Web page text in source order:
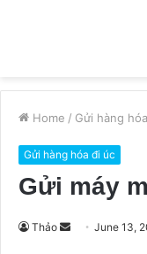
Home / Gửi hàng
Gửi hàng hóa đi úc
Gửi máy
Thảo
SendJune 13,